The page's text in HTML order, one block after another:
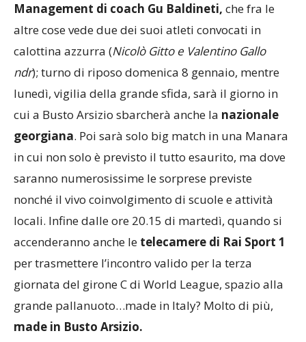
Management di coach Gu Baldineti, che fra le
altre cose vede due dei suoi atleti convocati in
calottina azzurra (Nicolò Gitto e Valentino Gallo
ndr); turno di riposo domenica 8 gennaio, mentre
lunedì, vigilia della grande sfida, sarà il giorno in
cui a Busto Arsizio sbarcherà anche la nazionale
georgiana. Poi sarà solo big match in una Manara
in cui non solo è previsto il tutto esaurito, ma dove
saranno numerosissime le sorprese previste
nonché il vivo coinvolgimento di scuole e attività
locali. Infine dalle ore 20.15 di martedì, quando si
accenderanno anche le telecamere di Rai Sport 1
per trasmettere l’incontro valido per la terza
giornata del girone C di World League, spazio alla
grande pallanuoto…made in Italy? Molto di più,
made in Busto Arsizio.